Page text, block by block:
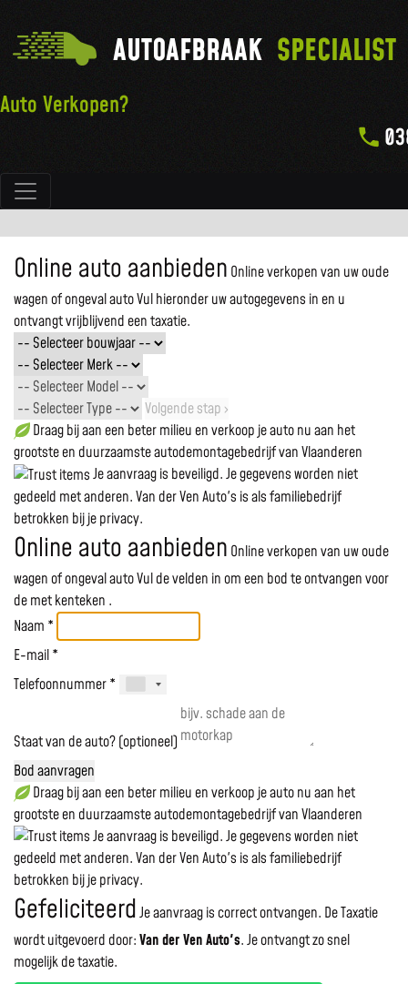
Hoofdnavigatie
AUTOAFBRAAK SPECIALIST
Auto Verkopen?
Online auto aanbieden Online verkopen van uw oude
wagen of ongeval autoVul hieronder uw autogegevens in en u
ontvangt vrijblijvend een taxatie.
Volgende stap ›
Draag bij aan een beter milieu en verkoop je auto nu aan het
grootste en duurzaamste autodemontagebedrijf van Vlaanderen
Je aanvraag is beveiligd. Je gegevens worden niet
gedeeld met anderen. Van der Ven Auto's is als familiebedrijf
betrokken bij je privacy.
Online auto aanbieden Online verkopen van uw oude
wagen of ongeval autoVul de velden in om een bod te ontvangen voor
demet kenteken .
Naam *
E-mail *
Telefoonnummer *
Staat van de auto? (optioneel)
Bod aanvragen
Draag bij aan een beter milieu en verkoop je auto nu aan het
grootste en duurzaamste autodemontagebedrijf van Vlaanderen
Je aanvraag is beveiligd. Je gegevens worden niet
gedeeld met anderen. Van der Ven Auto's is als familiebedrijf
betrokken bij je privacy.
GefeliciteerdJe aanvraag is correct ontvangen. De Taxatie
wordt uitgevoerd door:Van der Ven Auto's.Je ontvangt zo snel
mogelijk de taxatie.